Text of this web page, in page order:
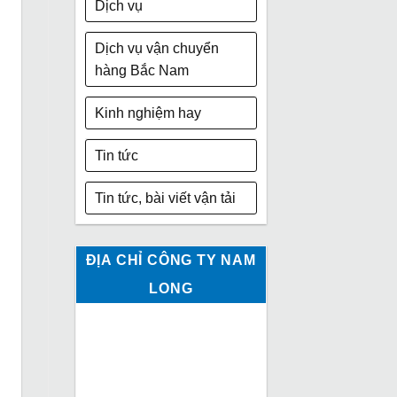
Dịch vụ
Dịch vụ vận chuyển
hàng Bắc Nam
Kinh nghiệm hay
Tin tức
Tin tức, bài viết vận tải
ĐỊA CHỈ CÔNG TY NAM
LONG